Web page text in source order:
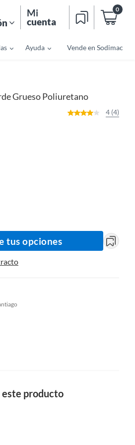
Mi
cuenta
0
Ayuda Vende en Sodimac
Grueso Poliuretano
4 (4)
tus opciones
este producto